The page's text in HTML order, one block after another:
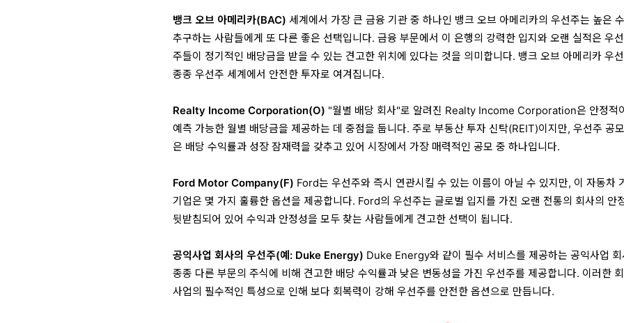
뱅크 오브 아메리카(BAC) 세계에서 가장 큰 금융 기관 중 하나인 뱅크 오브 아메리카의 우선주는 높은
추구하는 사람들에게 또 다른 좋은 선택입니다. 금융 부문에서 이 은행의 강력한 입지와 오랜 실적은 우
주들이 정기적인 배당금을 받을 수 있는 견고한 위치에 있다는 것을 의미합니다. 뱅크 오브 아메리카 우
종종 우선주 세계에서 안전한 투자로 여겨집니다.
Realty Income Corporation(O) "월별 배당 회사"로 알려진 Realty Income Corporation은 안정적
예측 가능한 월별 배당금을 제공하는 데 중점을 둡니다. 주로 부동산 투자 신탁(REIT)이지만, 우선주 공
은 배당 수익률과 성장 잠재력을 갖추고 있어 시장에서 가장 매력적인 공모 중 하나입니다.
Ford Motor Company(F) Ford는 우선주와 즉시 연관시킬 수 있는 이름이 아닐 수 있지만, 이 자동차
기업은 몇 가지 훌륭한 옵션을 제공합니다. Ford의 우선주는 글로벌 입지를 가진 오랜 전통의 회사의 안
뒷받침되어 있어 수익과 안정성을 모두 찾는 사람들에게 견고한 선택이 됩니다.
공익사업 회사의 우선주(예: Duke Energy) Duke Energy와 같이 필수 서비스를 제공하는 공익사업 회
종종 다른 부문의 주식에 비해 견고한 배당 수익률과 낮은 변동성을 가진 우선주를 제공합니다. 이러한
사업의 필수적인 특성으로 인해 보다 회복력이 강해 우선주를 안전한 옵션으로 만듭니다.